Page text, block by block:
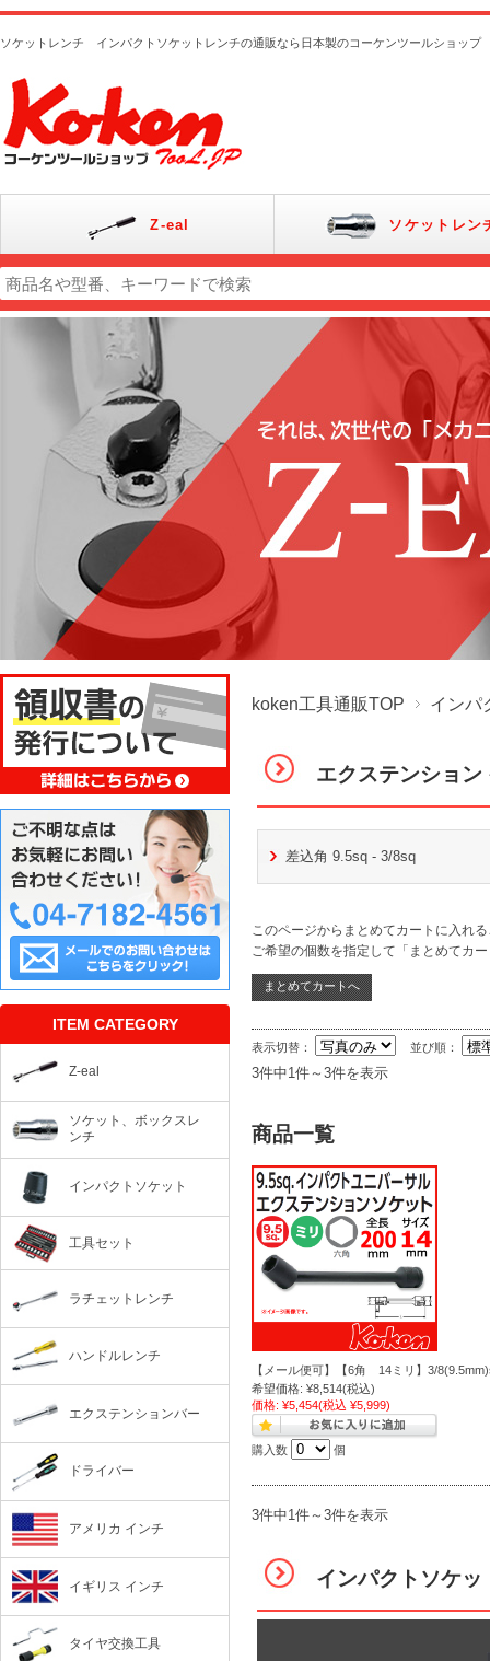
ソケットレンチ インパクトソケットレンチの通販なら日本製のコーケンツールショップ
Z-eal ソケットレン
koken工具通販TOP インパ
エクステンショ
差込角 9.5sq - 3/8sq
このページからまとめてカートに入れ
ご希望の個数を指定して「まとめてカ
表示切替： 並び順：
3件中1件～3件を表示
商品一覧
【メール便可】【6角 14ミリ】3/
希望価格: ¥8,514(税込)
価格: ¥5,454(税込 ¥5,999)
購入数 個
3件中1件～3件を表示
インパクトソケ
ITEM CATEGORY
Z-eal
ソケット、ボックスレ
ンチ
インパクトソケット
工具セット
ラチェットレンチ
ハンドルレンチ
エクステンションバー
ドライバー
アメリカ インチ
イギリス インチ
タイヤ交換工具